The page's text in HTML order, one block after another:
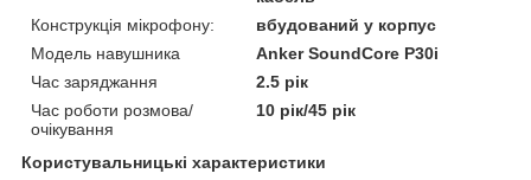
Конструкція мікрофону:
вбудований у корпус
Модель навушника
Anker SoundCore P30i
Час заряджання
2.5 рік
Час роботи розмова/
очікування
10 рік/45 рік
Користувальницькі характеристики